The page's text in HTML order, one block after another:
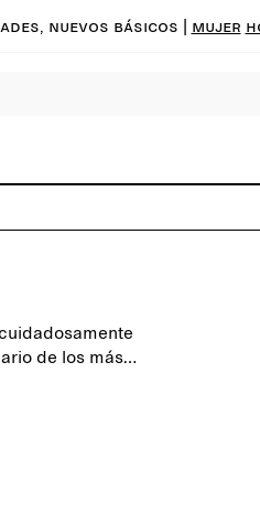
nuevos básicos MUJER
de los más